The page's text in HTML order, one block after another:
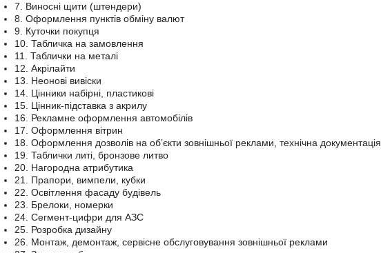
7. Виносні щити (штендери)
8. Оформлення пунктів обміну валют
9. Куточки покупця
10. Табличка на замовлення
11. Таблички на металі
12. Акрілайти
13. Неонові вивіски
14. Цінники набірні, пластикові
15. Цінник-підставка з акрилу
16. Рекламне оформлення автомобілів
17. Оформлення вітрин
18. Оформлення дозволів на об’єкти зовнішньої реклами, технічна документація
19. Таблички литі, бронзове литво
20. Нагородна атрибутика
21. Прапори, вимпели, кубки
22. Освітлення фасаду будівель
23. Брелоки, номерки
24. Сегмент-цифри для АЗС
25. Розробка дизайну
26. Монтаж, демонтаж, сервісне обслуговування зовнішньої реклами